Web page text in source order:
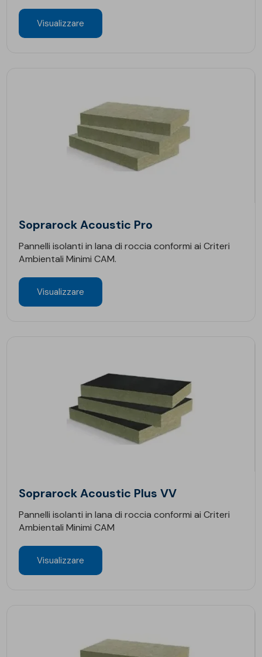
Visualizzare
Soprarock Acoustic Pro
Pannelli isolanti in lana di roccia conformi ai Criteri
Ambientali Minimi CAM.
Visualizzare
Soprarock Acoustic Plus VV
Pannelli isolanti in lana di roccia conformi ai Criteri
Ambientali Minimi CAM
Visualizzare